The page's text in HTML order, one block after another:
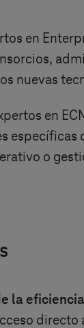
en
nuevas
en
específicas
o
la